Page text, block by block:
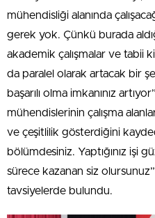
mühendisliği alanında
gerek yok. Çünkü burada
akademik çalışmalar ve tabii
da paralel olarak artacak bir
başarılı olma imkanınız
mühendislerinin çalışma
ve çeşitlilik gösterdiğini
bölümdesiniz. Yaptığınız işi
sürece kazanan siz
tavsiyelerde bulundu.